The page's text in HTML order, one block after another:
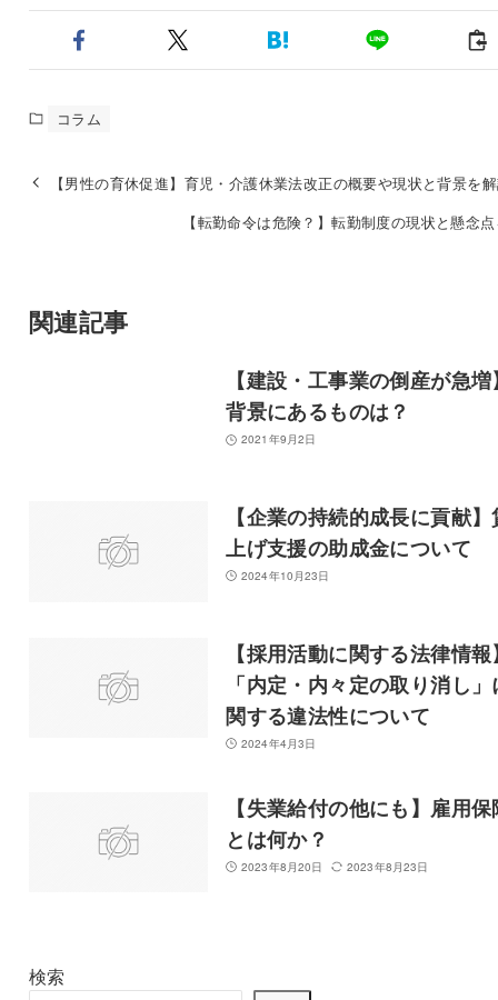
コラム
【男性の育休促進】育児・介護休業法改正の概要や現状と背景を
【転勤命令は危険？】転勤制度の現状と懸念
関連記事
【建設・工事業の倒産が急増
背景にあるものは？
2021年9月2日
【企業の持続的成長に貢献】
上げ支援の助成金について
2024年10月23日
【採用活動に関する法律情報
「内定・内々定の取り消し」
関する違法性について
2024年4月3日
【失業給付の他にも】雇用保
とは何か？
2023年8月20日 2023年8月23日
検索